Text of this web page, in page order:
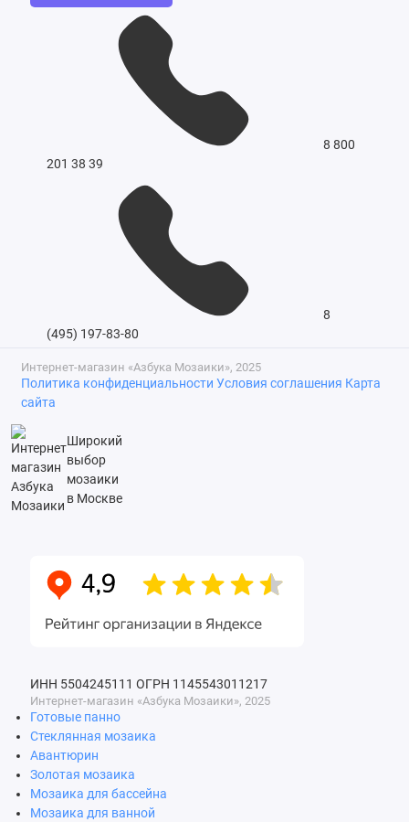
8 800
201 38 39
8
(495) 197-83-80
Интернет-магазин «Азбука Мозаики», 2025
Политика конфиденциальности Условия соглашения Карта
сайта
Широкий
выбор
мозаики
в Москве
ИНН 5504245111 ОГРН 1145543011217
Интернет-магазин «Азбука Мозаики», 2025
Готовые панно
Стеклянная мозаика
Авантюрин
Золотая мозаика
Мозаика для бассейна
Мозаика для ванной